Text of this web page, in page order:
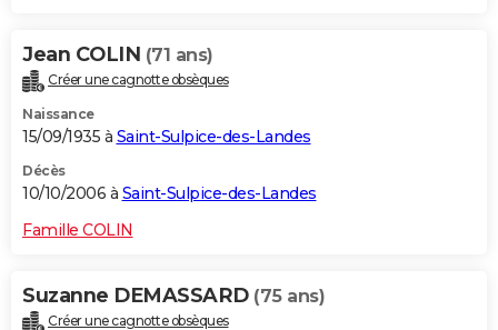
Jean COLIN (71 ans)
Créer une cagnotte obsèques
Naissance
15/09/1935 à Saint-Sulpice-des-Landes
Décès
10/10/2006 à Saint-Sulpice-des-Landes
Famille COLIN
Suzanne DEMASSARD (75 ans)
Créer une cagnotte obsèques